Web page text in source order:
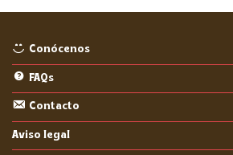
Conócenos
FAQs
Contacto
Aviso legal